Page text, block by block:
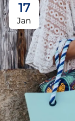
17
Jan